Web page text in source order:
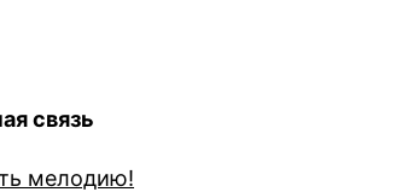
связь
мелодию!